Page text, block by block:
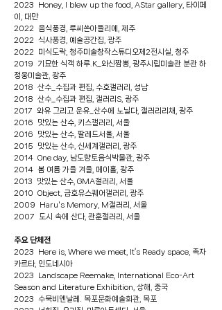
2023 Honey, I blew up the food, AStar gallery, 타이페
이, 대만
2022 음식풍경, 루씨쏜아뜰리에, 제주
2022 식사풍경, 예술공간집, 광주
2022 미식도락, 청주미술창작스튜디오제2전시실, 청주
2019 기묘한 식객 하루.K_와신짬뽕, 광주시립미술관 분관 하
정웅미술관, 광주
2018 산수_수집과 편집, 수호갤러리, 성남
2018 산수_수집과 편집, 갤러리S, 광주
2017 와유 그리고 운유_산수에 노닐다, 갤러리리채, 광주
2016 맛있는 산수, 키스갤러리, 서울
2016 맛있는 산수, 팔레드서울, 서울
2015 맛있는 산수, 신세계갤러리, 광주
2014 One day, 남도향토음식박물관, 광주
2014 봄 여름 가을 겨울, 메이홀, 광주
2013 맛있는 산수, GMA갤러리, 서울
2010 Object, 금호유스퀘어갤러리, 광주
2009 Haru's Memory, M갤러리, 서울
2007 도시 속에 산다, 관훈갤러리, 서울
주요 단체전
2023 Here is, Where we meet, It‘s Ready space, 족자
카르타, 인도네시아
2023 Landscape Reemake, International Eco-Art
Season and Literature Exhibition, 상해, 중국
2023 수묵비엔날레. 목포문화예술회관, 목포